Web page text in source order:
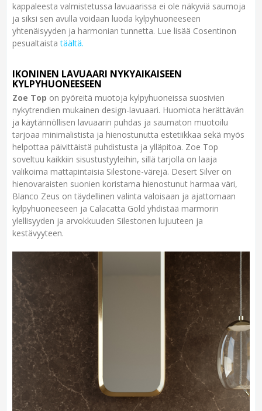
kappaleesta valmistetussa lavuaarissa ei ole näkyviä saumoja
ja siksi sen avulla voidaan luoda kylpyhuoneeseen
yhtenäisyyden ja harmonian tunnetta. Lue lisää Cosentinon
pesualtaistatäältä.
IKONINEN LAVUAARI NYKYAIKAISEEN
KYLPYHUONEESEEN
Zoe Top on pyöreitä muotoja kylpyhuoneissa suosivien
nykytrendien mukainen design-lavuaari. Huomiota herättävän
ja käytännöllisen lavuaarin puhdas ja saumaton muotoilu
tarjoaa minimalistista ja hienostunutta estetiikkaa sekä myös
helpottaa päivittäistä puhdistusta ja ylläpitoa. Zoe Top
soveltuu kaikkiin sisustustyyleihin, sillä tarjolla on laaja
valikoima mattapintaisia Silestone-värejä. Desert Silver on
hienovaraisten suonien koristama hienostunut harmaa väri,
Blanco Zeus on täydellinen valinta valoisaan ja ajattomaan
kylpyhuoneeseen ja Calacatta Gold yhdistää marmorin
ylellisyyden ja arvokkuuden Silestonen lujuuteen ja
kestävyyteen.